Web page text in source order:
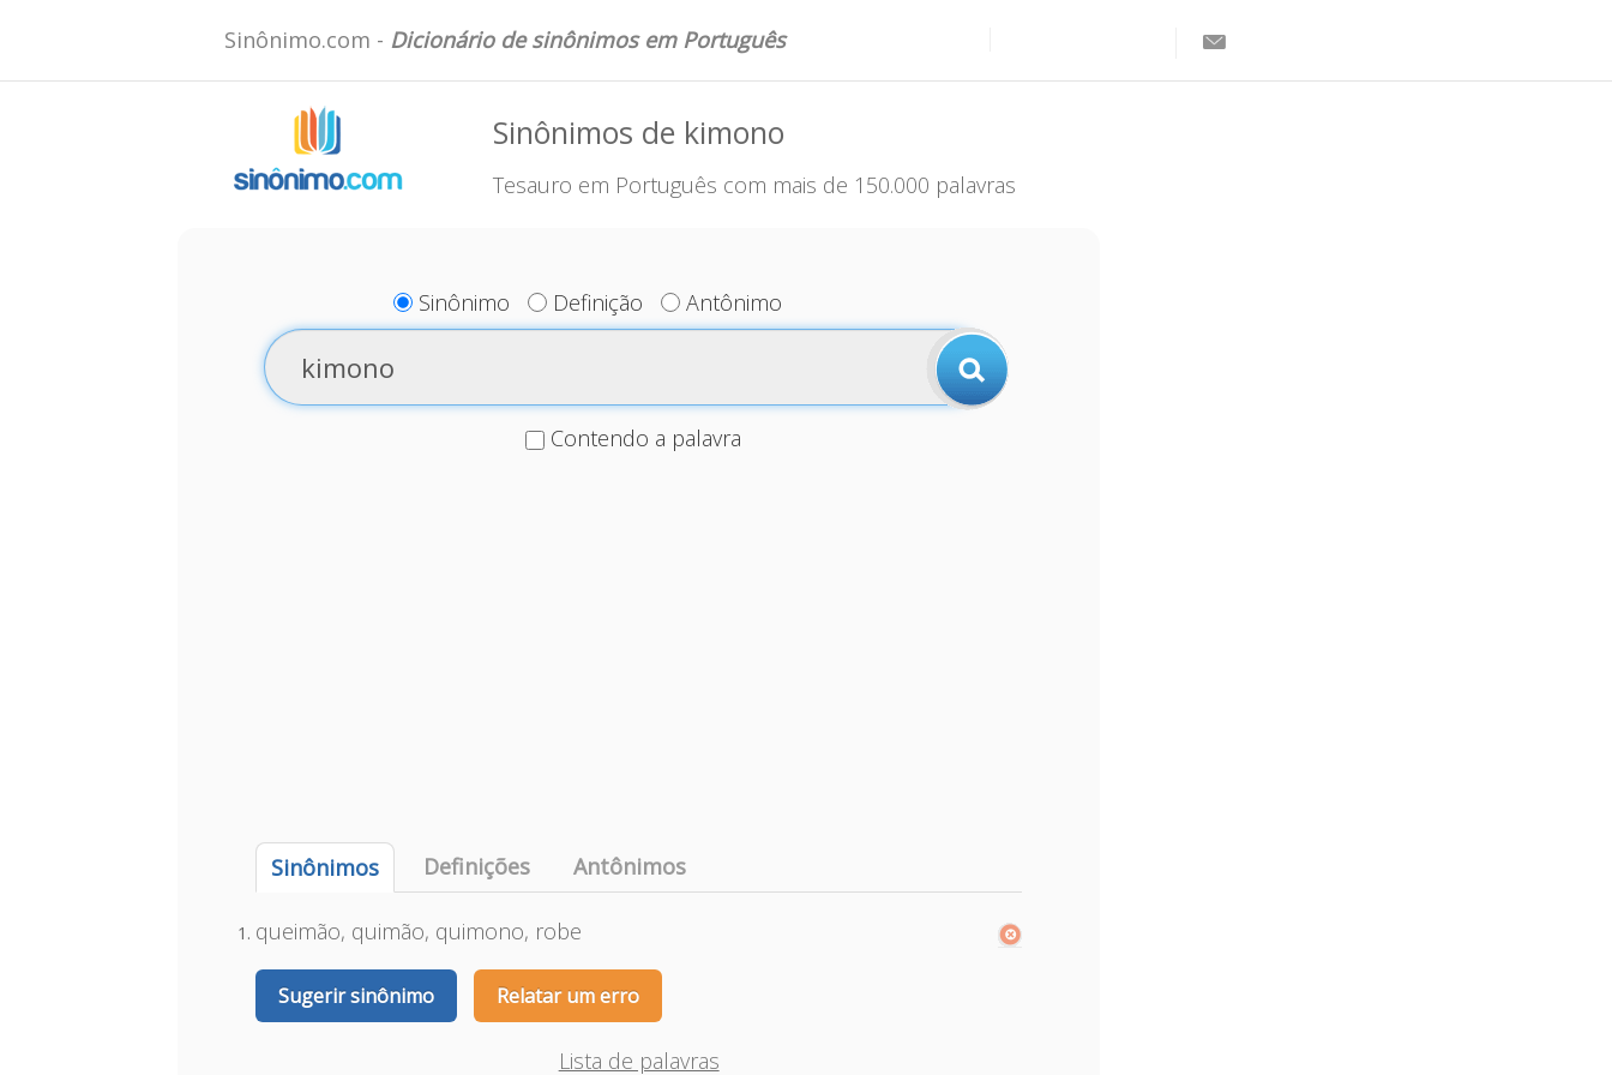
Sinônimo.com - Dicionário de sinônimos em Português
Sinônimos de kimono
Tesauro em Português com mais de 150.000 palavras
Sinônimo Definição Antônimo
Contendo a palavra
Sinônimos Definições Antônimos
queimão, quimão, quimono, robe
Sugerir sinônimo Relatar um erro
Lista de palavras